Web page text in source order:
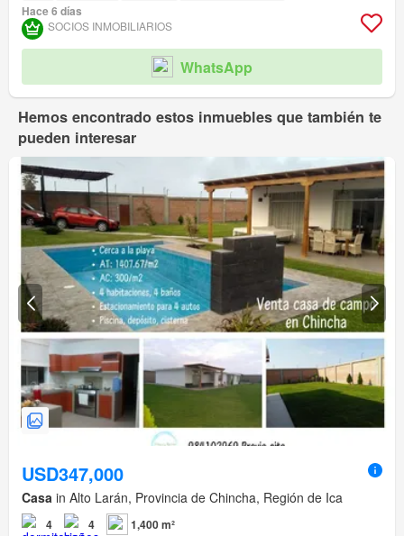
Hace 6 días
SOCIOS INMOBILIARIOS
WhatsApp
Hemos encontrado estos inmuebles que también te
pueden interesar
USD347,000
Casa in Alto Larán, Provincia de Chincha, Región de Ica
4 4 1,400 m²